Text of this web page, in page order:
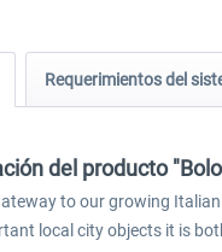
Requerimientos del
del producto
to our growing
local city objects it is